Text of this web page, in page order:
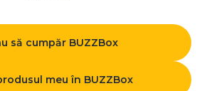
să cumpăr BUZZBox
meu în BUZZBox